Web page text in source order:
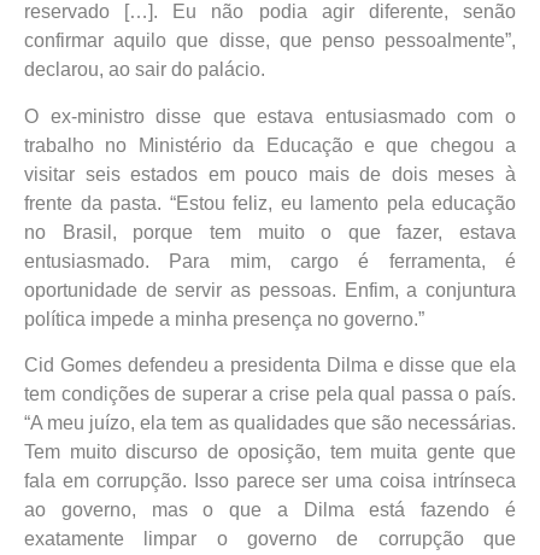
reservado […]. Eu não podia agir diferente, senão
confirmar aquilo que disse, que penso pessoalmente”,
declarou, ao sair do palácio.
O ex-ministro disse que estava entusiasmado com o
trabalho no Ministério da Educação e que chegou a
visitar seis estados em pouco mais de dois meses à
frente da pasta. “Estou feliz, eu lamento pela educação
no Brasil, porque tem muito o que fazer, estava
entusiasmado. Para mim, cargo é ferramenta, é
oportunidade de servir as pessoas. Enfim, a conjuntura
política impede a minha presença no governo.”
Cid Gomes defendeu a presidenta Dilma e disse que ela
tem condições de superar a crise pela qual passa o país.
“A meu juízo, ela tem as qualidades que são necessárias.
Tem muito discurso de oposição, tem muita gente que
fala em corrupção. Isso parece ser uma coisa intrínseca
ao governo, mas o que a Dilma está fazendo é
exatamente limpar o governo de corrupção que